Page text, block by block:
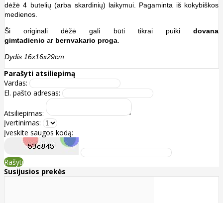
dėžė 4 butelių (arba skardinių) laikymui. Pagaminta iš kokybiškos
medienos.
Ši originali dėžė gali būti tikrai puiki dovana
gimtadienio ar bernvakario proga
Dydis 16x16x29cm
Parašyti atsiliepimą
Vardas:
El. pašto adresas:
Atsiliepimas:
Įvertinimas:
Įveskite saugos kodą:
Rašyti
Susijusios prekės